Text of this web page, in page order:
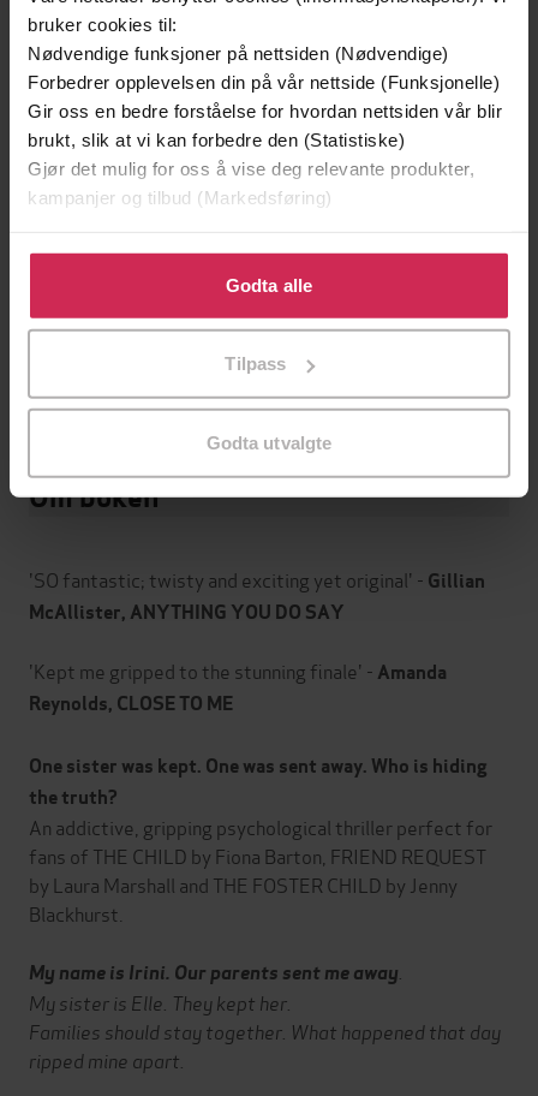
bruker cookies til:
Nødvendige funksjoner på nettsiden (Nødvendige)
Forbedrer opplevelsen din på vår nettside (Funksjonelle)
Gir oss en bedre forståelse for hvordan nettsiden vår blir
brukt, slik at vi kan forbedre den (Statistiske)
Gjør det mulig for oss å vise deg relevante produkter,
kampanjer og tilbud (Markedsføring)
Klikk på «Godta alle» for å gi oss ditt samtykke til å
bruke cookies for alle disse formålene. Du kan også
tilpasse ditt samtykke til spesifikke formål ved å klikke
Godta alle
Tilpass
Godta utvalgte
Forfattere Michelle Adams(forfatter)
Forlag Headline
Utgitt 20.04.2017
Sjanger Krim
Språk English
DRM-
LCP
ISBN 9781472236562
Om boken
'SO fantastic; twisty and exciting yet original' - Gillian
McAllister, ANYTHING YOU DO SAY
'Kept me gripped to the stunning finale' - Amanda
Reynolds, CLOSE TO ME
One sister was kept. One was sent away. Who is hiding
the truth?
An addictive, gripping psychological thriller perfect for
fans of THE CHILD by Fiona Barton, FRIEND REQUEST
by Laura Marshall and THE FOSTER CHILD by Jenny
Blackhurst.
My name is Irini. Our parents sent me away
My sister is Elle. They kept her.
Families should stay together. What happened that day
ripped mine apart.